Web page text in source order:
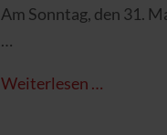
Am Sonntag, den 31.
Weiterlesen …